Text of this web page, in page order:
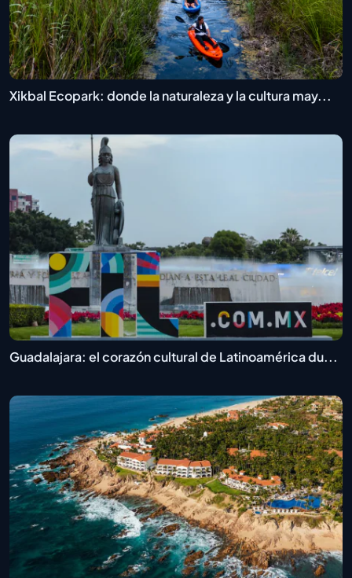
Xikbal Ecopark: donde la naturaleza y la cultura may...
Guadalajara: el corazón cultural de Latinoamérica du...